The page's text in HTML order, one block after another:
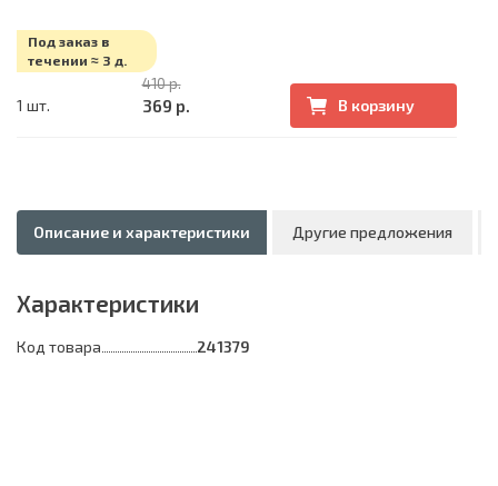
Под заказ в
течении ≈ 3 д.
1 шт.
410 р.
369 р. В корзину
Описание и характеристики Другие предложения
Характеристики
Код товара 241379